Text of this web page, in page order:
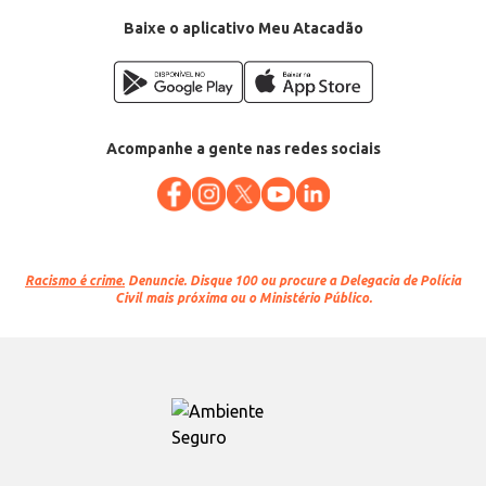
Baixe o aplicativo Meu Atacadão
Acompanhe a gente nas redes sociais
Racismo é crime. Denuncie. Disque 100 ou procure a Delegacia de Polícia
Civil mais próxima ou o Ministério Público.